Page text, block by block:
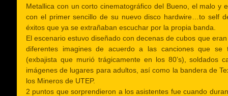
Metallica con un corto cinematográfico del Bueno, el malo y
con el primer sencillo de su nuevo disco hardwire…to self
éxitos que ya se extrañaban escuchar por la propia banda.
El escenario estuvo diseñado con decenas de cubos que
diferentes imagines de acuerdo a las canciones que se
(exbajista que murió trágicamente en los 80’s), soldados
imágenes de lugares para adultos, así como la bandera de
los Mineros de UTEP.
2 puntos que sorprendieron a los asistentes fue cuando